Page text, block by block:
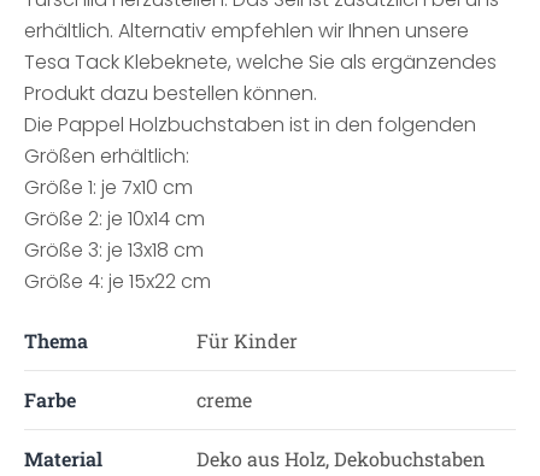
erhältlich. Alternativ empfehlen wir Ihnen unsere
Tesa Tack Klebeknete, welche Sie als ergänzendes
Produkt dazu bestellen können.
Die Pappel Holzbuchstaben ist in den folgenden
Größen erhältlich:
Größe 1: je 7x10 cm
Größe 2: je 10x14 cm
Größe 3: je 13x18 cm
Größe 4: je 15x22 cm
Thema Für Kinder
Farbe creme
Material Deko aus Holz, Dekobuchstaben